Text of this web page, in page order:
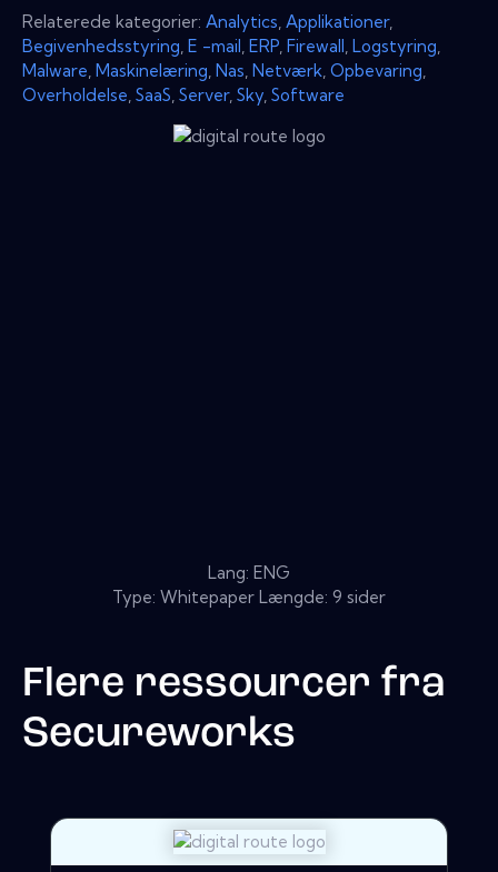
Relaterede kategorier: Analytics Applikationer,
Begivenhedsstyring E -mail ERP Firewall Logstyring
Malware Maskinelæring Nas Netværk Opbevaring
Overholdelse SaaS Server, Sky Software
Lang: ENG
Type: Whitepaper Længde: 9 sider
Flere ressourcer fra
Secureworks